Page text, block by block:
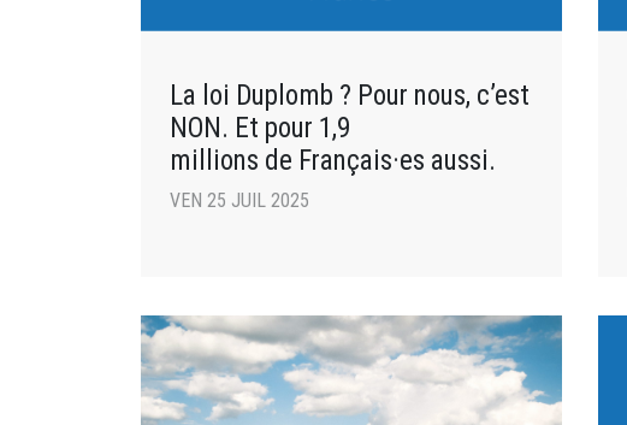
La loi Duplomb ? Pour nous, c’est
NON. Et pour 1,9
millions de Français·es aussi.
VEN 25 JUIL 2025